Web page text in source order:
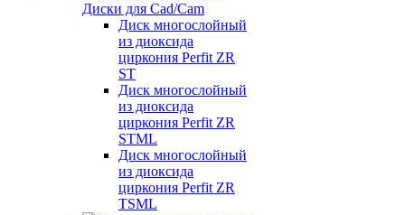
Диски для Cad/Cam
Диск многослойный
из диоксида
циркония Perfit ZR
ST
Диск многослойный
из диоксида
циркония Perfit ZR
STML
Диск многослойный
из диоксида
циркония Perfit ZR
TSML